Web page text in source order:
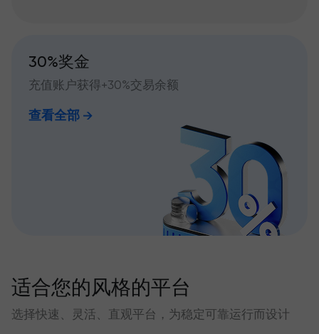
30%奖金
充值账户获得+30%交易余额
查看全部
适合您的风格的平台
选择快速、灵活、直观平台，为稳定可靠运行而设计